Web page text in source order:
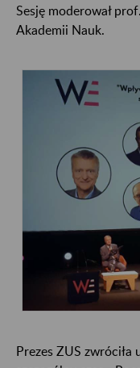
Sesję moderował
Akademii Nauk.
Prezes ZUS zwróciła